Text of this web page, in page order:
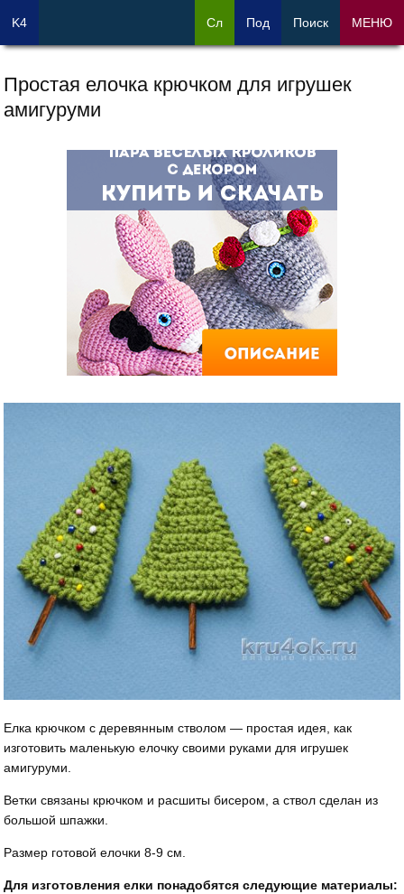
Простая елочка крючком для игрушек
амигуруми
Елка крючком с деревянным стволом — простая идея, как
изготовить маленькую елочку своими руками для игрушек
амигуруми.
Ветки связаны крючком и расшиты бисером, а ствол сделан из
большой шпажки.
Размер готовой елочки 8-9 см.
Для изготовления елки понадобятся следующие материалы:
K4 Сл Под Поиск МЕНЮ